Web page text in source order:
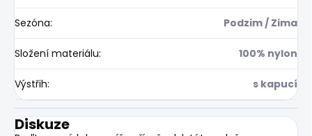
Sezóna: Podzim / Zima
Složení materiálu: 100% nylon
Výstřih: s kapucí
Diskuze